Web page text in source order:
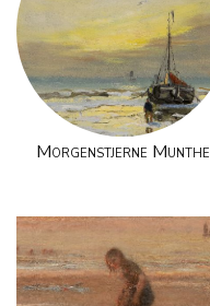
Morgenstjerne Munthe